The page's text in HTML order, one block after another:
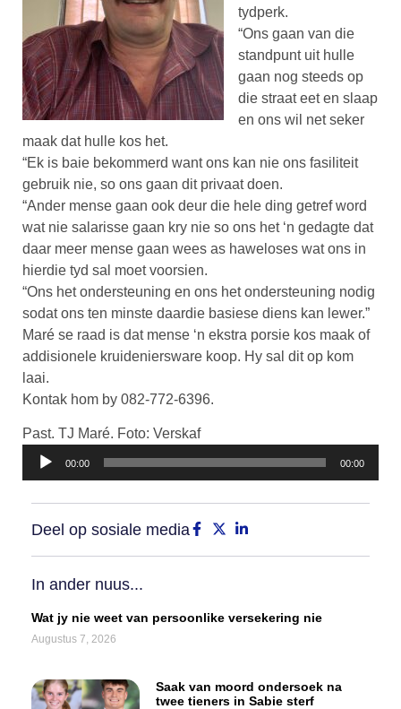
tydperk.
“Ons gaan van die
standpunt uit hulle
gaan nog steeds op
die straat eet en slaap
en ons wil net seker
maak dat hulle kos het.
“Ek is baie bekommerd want ons kan nie ons fasiliteit
gebruik nie, so ons gaan dit privaat doen.
“Ander mense gaan ook deur die hele ding getref word
wat nie salarisse gaan kry nie so ons het ‘n gedagte dat
daar meer mense gaan wees as haweloses wat ons in
hierdie tyd sal moet voorsien.
“Ons het ondersteuning en ons het ondersteuning nodig
sodat ons ten minste daardie basiese diens kan lewer.”
Maré se raad is dat mense ‘n ekstra porsie kos maak of
addisionele kruideniersware koop. Hy sal dit op kom
laai.
Kontak hom by 082-772-6396.
Past. TJ Maré. Foto: VerskafKlankspeler
00:00 00:00
Deel op sosiale media
In ander nuus...
Wat jy nie weet van persoonlike versekering nie
Augustus 7, 2026
Saak van moord ondersoek na
twee tieners in Sabie sterf